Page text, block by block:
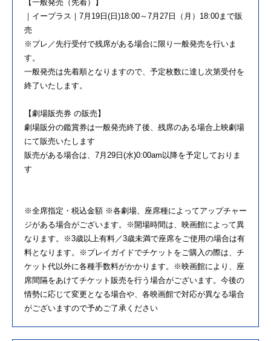
【一般発売（先着）】
｜イープラス｜7月19日(日)18:00～7月27日（月）18:00まで販
売
※プレ／先行受付で残席がある場合に限り一般発売を行いま
す。
一般発売は先着順となりますので、予定枚数に達し次第受付を
終了いたします。
【劇場販売券 の販売】
劇場販分の鑑賞券は一般発売終了後、残席のある場合上映劇場
にて販売いたします
販売がある場合は、7月29日(水)0:00am以降を予定しておりま
す
※全席指定・税込金額 ※各劇場、座席種によってアップチャー
ジがある場合がございます。※開場時間は、映画館によって異
なります。※3歳以上有料／3歳未満で座席をご使用の場合は有
料となります。※プレイガイドでチケットをご購入の際は、チ
ケット代以外に各種手数料がかかります。※映画館により、座
席間隔をあけてチケット販売を行う場合がございます。今後の
情勢に応じて変更となる場合や、各映画館で対応が異なる場合
がございますので予めご了承ください